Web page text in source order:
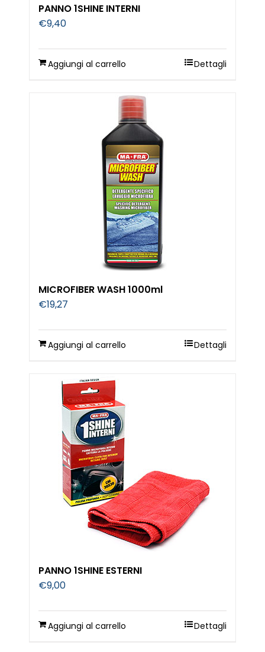
PANNO 1SHINE INTERNI
€9,40
Aggiungi al carrello Dettagli
MICROFIBER WASH 1000ml
€19,27
Aggiungi al carrello Dettagli
PANNO 1SHINE ESTERNI
€9,00
Aggiungi al carrello Dettagli